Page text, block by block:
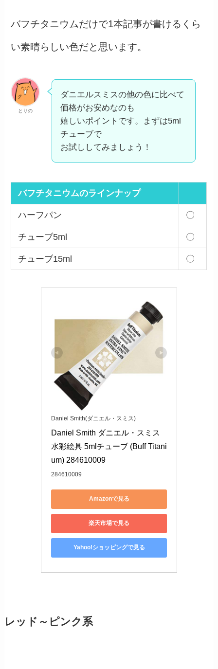
バフチタニウムだけで1本記事が書けるくら
い素晴らしい色だと思います。
とりの
ダニエルスミスの他の色に比べて
価格がお安めなのも
嬉しいポイントです。まずは5ml
チューブで
お試ししてみましょう！
バフチタニウムのラインナップ
ハーフパン 〇
チューブ5ml 〇
チューブ15ml 〇
Daniel Smith(ダニエル・スミス)
Daniel Smith ダニエル・スミス
水彩絵具 5mlチューブ (Buff Titani
um) 284610009
284610009
Amazonで見る
楽天市場で見る
Yahoo!ショッピングで見る
レッド～ピンク系